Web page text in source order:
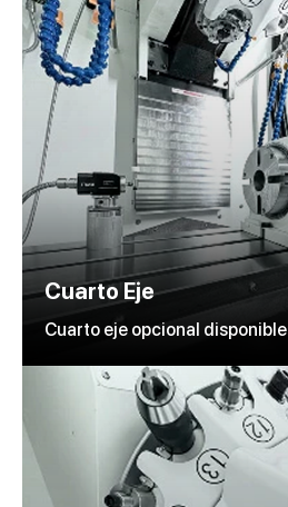
Cuarto Eje
Cuarto eje opcional disponible